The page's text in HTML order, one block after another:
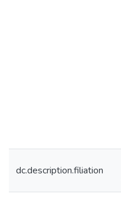
dc.description.filiation